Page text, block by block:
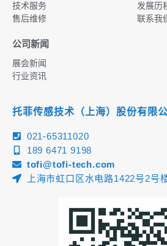
技术服务
售后维修
发展历
联系我
公司新闻
展会新闻
行业资讯
托菲传感技术（上海）股份有限
021-65311020
189 6471 9198
tofi@tofi-tech.com
上海市虹口区水电路1422号2号